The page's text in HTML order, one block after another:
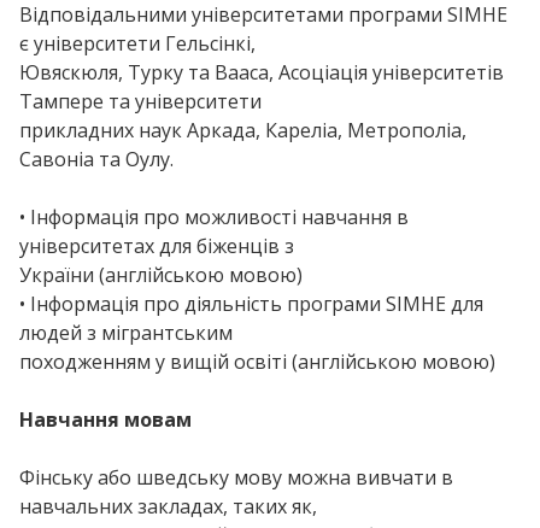
Відповідальними університетами програми SIMHE
є університети Гельсінкі,
Ювяскюля, Турку та Вааса, Асоціація університетів
Тампере та університети
прикладних наук Аркада, Кареліа, Метрополіа,
Савоніа та Оулу.
• Інформація про можливості навчання в
університетах для біженців з
України (англійською мовою)
• Інформація про діяльність програми SIMHE для
людей з мігрантським
походженням у вищій освіті (англійською мовою)
Навчання мовам
Фінську або шведську мову можна вивчати в
навчальних закладах, таких як,